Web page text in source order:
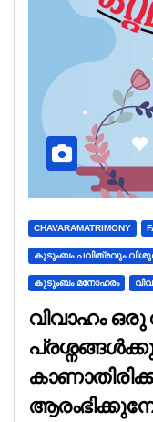
CHAVARAMATRIMONY
കുടുംബം പവിത്രവും
കുടുംബം മനോഹരം
വിവാഹം